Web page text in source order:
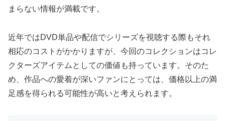
まらない情報が満載です。
近年ではDVD単品や配信でシリーズを視聴する際もそれ
相応のコストがかかりますが、今回のコレクションはコレ
クターズアイテムとしての価値も持っています。そのた
め、作品への愛着が深いファンにとっては、価格以上の満
足感を得られる可能性が高いと考えられます。